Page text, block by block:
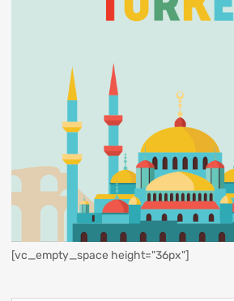
[vc_empty_space height="36px"]